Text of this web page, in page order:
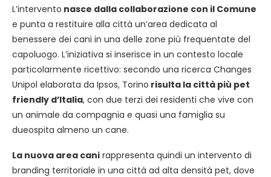
L’intervento nasce dalla collaborazione con il Comune
e punta a restituire alla città un’area dedicata al
benessere dei cani in una delle zone più frequentate del
capoluogo. L’iniziativa si inserisce in un contesto locale
particolarmente ricettivo: secondo una ricerca Changes
Unipol elaborata da Ipsos, Torino risulta la città più pet
friendly d’Italia, con due terzi dei residenti che vive con
un animale da compagnia e quasi una famiglia su
dueospita almeno un cane.
La nuova area cani rappresenta quindi un intervento di
branding territoriale in una città ad alta densità pet, dove